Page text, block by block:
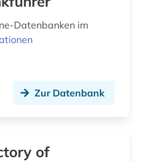
Datenbanken im
Zur Datenbank
of